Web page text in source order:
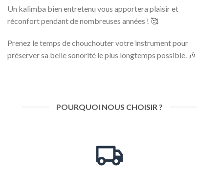
Un kalimba bien entretenu vous apportera plaisir et
réconfort pendant de nombreuses années ! 🥰
Prenez le temps de chouchouter votre instrument pour
préserver sa belle sonorité le plus longtemps possible. 🎶
POURQUOI NOUS CHOISIR ?